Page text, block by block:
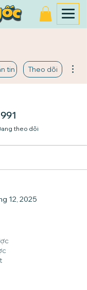
tin Theo dõi
theo dõi
12, 2025